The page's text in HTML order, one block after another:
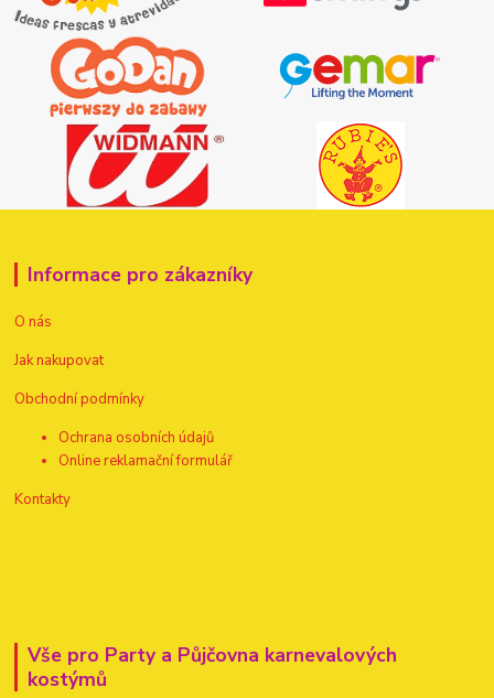
Informace pro zákazníky
O nás
Jak nakupovat
Obchodní podmínky
Ochrana osobních údajů
Online reklamační formulář
Kontakty
Vše pro Party a Půjčovna karnevalových
kostýmů